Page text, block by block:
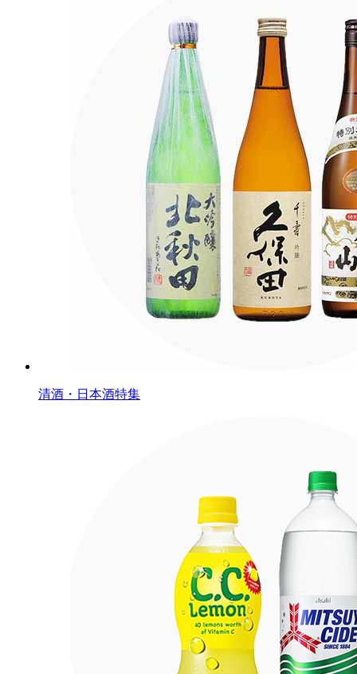
清酒・日本酒特集